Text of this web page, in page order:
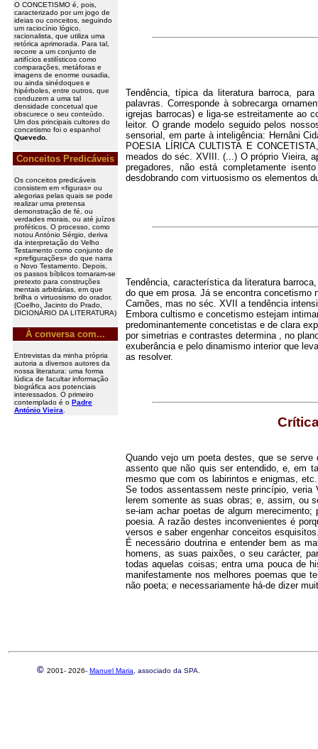
O CONCETISMO é, pois,
caracterizado por um jogo de
ideias ou conceitos, seguindo
um raciocínio lógico,
racionalista, que utiliza uma
retórica aprimorada. Para tal,
recorre a um conjunto de
artifícios estilísticos como
comparações, metáforas e
imagens de enorme ousadia,
ou ainda sinédoques e
hipérboles, entre outros, que
conduzem a uma tal
densidade concetual que
obscurece o seu conteúdo.
Um dos principais cultores do
concetismo foi o espanhol
Quevedo.
Conceitos Predicáveis
Os conceitos predicáveis
consistem em «figuras» ou
alegorias pelas quais se pode
realizar uma pretensa
demonstração de fé, ou
verdades morais, ou até juízos
proféticos. O processo, como
notou António Sérgio, deriva
da interpretação do Velho
Testamento como conjunto de
«prefigurações» do que narra
o Novo Testamento. Depois,
os passos bíblicos tornaram-se
pretexto para construções
mentais arbitrárias, em que
brilha o virtuosismo do orador.
(Coelho, Jacinto do Prado,
DICIONÁRIO DA LITERATURA)
À conversa com...
Entrevistas da minha própria
autoria a diversos autores da
nossa literatura: uma forma
lúdica de facultar informação
biográfica aos potenciais
interessados. O primeiro
contemplado é o Padre
António Vieira
Tendência, típica da literatura barroca,
palavras. Corresponde à sobrecarga
igrejas barrocas) e liga-se estreitamente ao
leitor. O grande modelo seguido pelos
sensorial, em parte à inteligência: Hernâni
POESIA LÍRICA CULTISTA E
meados do séc. XVIII. (...) O próprio Vieira,
pregadores, não está completamente
desdobrando com virtuosismo os elementos
Tendência, característica da literatura
do que em prosa. Já se encontra concetismo
Camões, mas no séc. XVII a tendência
Embora cultismo e concetismo estejam
predominantemente concetistas e de clara
por simetrias e contrastes determina , no
exuberância e pelo dinamismo interior que
as resolver.
Quando vejo um poeta destes, que se
assento que não quis ser entendido, e, em
mesmo que com os labirintos e enigmas,
Se todos assentassem neste princípio,
lerem somente as suas obras; e, assim, ou
se-iam achar poetas de algum
poesia. A razão destes inconvenientes é
versos e saber engenhar conceitos
É necessário doutrina e entender bem as
homens, as suas paixões, o seu carácter,
todas aquelas coisas; entra uma pouca de
manifestamente nos melhores poemas que
não poeta; e necessariamente há-de dizer
© 2001- 2026- Manuel Maria , associado da SPA.